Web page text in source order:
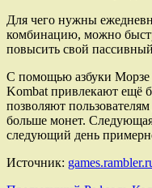
Для чего нужны
комбинацию, можно
повысить свой
С помощью азбуки Морзе
Kombat привлекают ещё
позволяют
больше монет.
следующий день
Источник: